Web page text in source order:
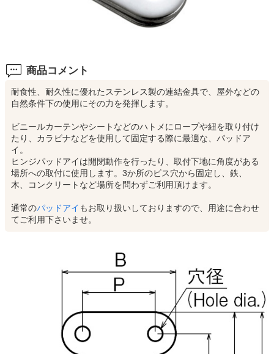
商品コメント
耐食性、耐久性に優れたステンレス製の連結金具で、屋外などの
自然条件下の使用にその力を発揮します。
ビニールカーテンやシートなどのハトメにロープや紐を取り付け
たり、カラビナなどを使用して固定する際に最適な、パッドア
イ。
ヒンジパッドアイは開閉動作を行ったり、取付下地に角度がある
場所への取付に使用します。3か所のビス穴から固定し、鉄、
木、コンクリートなど場所を問わずご利用頂けます。
通常のパッドアイ もお取り扱いしておりますので、用途に合わせ
てご利用下さいませ。